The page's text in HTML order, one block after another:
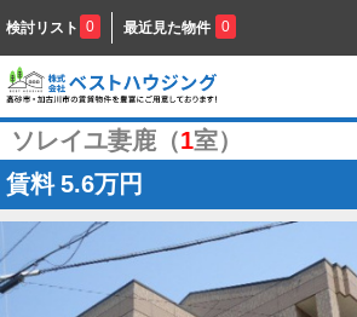
検討リスト 0 最近見た物件 0
ソレイユ妻鹿（1室）
賃料 5.6万円